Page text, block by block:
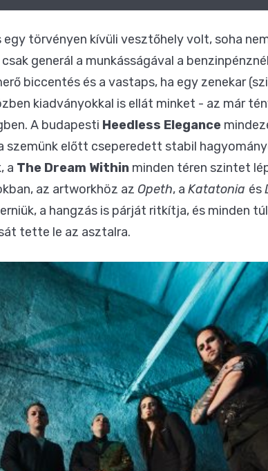
egy törvényen kívüli vesztőhely volt, soha
generál a munkásságával a
biccentés és a vastaps, ha egy zenekar
kiadványokkal is ellát minket - az már
A budapesti Heedless Elegance
szemünk előtt cseperedett stabil
a The Dream Within minden téren szintet
az artworkhöz az Opeth, a Katatonia és
a hangzás is párját ritkítja, és minden
tette le az asztalra.